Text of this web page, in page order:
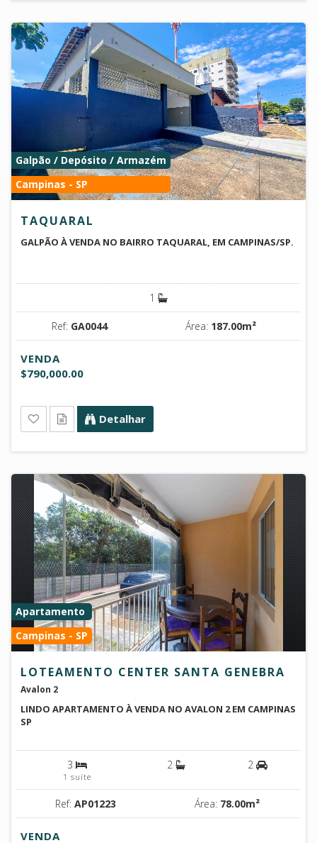
Galpão / Depósito / Armazém
Campinas - SP
TAQUARAL
GALPÃO À VENDA NO BAIRRO TAQUARAL, EM CAMPINAS/SP.
1
Ref: GA0044 Área: 187.00m²
VENDA
$790,000.00
Detalhar
Apartamento
Campinas - SP
LOTEAMENTO CENTER SANTA GENEBRA
Avalon 2
LINDO APARTAMENTO À VENDA NO AVALON 2 EM CAMPINAS
SP
3
1 suíte
2 2
Ref: AP01223 Área: 78.00m²
VENDA